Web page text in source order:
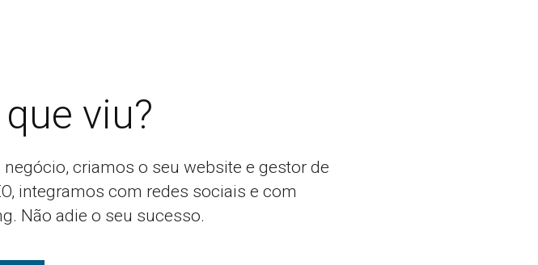
viu?
criamos o seu website e gestor de
integramos com redes sociais e com
Não adie o seu sucesso.